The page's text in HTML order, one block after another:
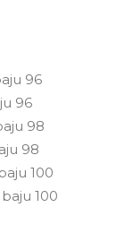
96
96
98
98
100
100